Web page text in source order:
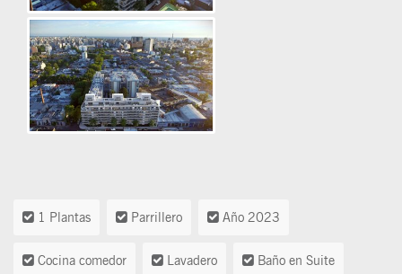
1 Plantas Parrillero Año 2023
Cocina comedor Lavadero Baño en Suite